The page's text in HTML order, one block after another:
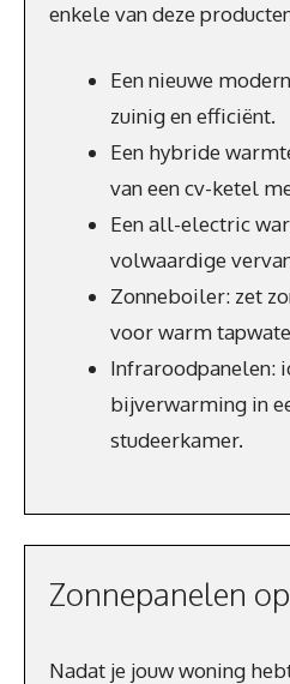
enkele van deze
Een nieuwe
zuinig en efficiënt.
Een hybride
van een cv-ketel
Een all-electric
volwaardige
Zonneboiler: zet
voor warm
Infraroodpanelen:
bijverwarming in
studeerkamer.
Zonnepanelen
Nadat je jouw woning